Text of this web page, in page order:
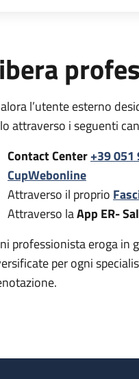
l’utente esterno
attraverso i seguenti
Contact Center+39 051
CupWebonline
Attraverso il proprio
Attraverso laApp ER-
professionista eroga in
per ogni